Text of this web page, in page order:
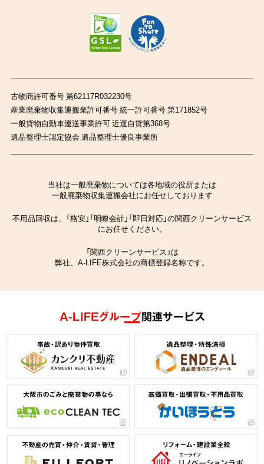
古物商許可番号 第62117R032230号
産業廃棄物収集運搬業許可番号 統一許可番号 第171852号
一般貨物自動車運送事業許可 近運自貨第368号
遺品整理士認定協会 遺品整理士優良事業所
当社は一般廃棄物については各地域の役所または
一般廃棄物収集運搬会社にお任せしております
不用品回収は、「格安」「明瞭会計」「即日対応」の関西クリーンサービス
にお任せください。
「関西クリーンサービス」は
弊社、A-LIFE株式会社の商標登録名称です。
A-LIFEグループ関連サービス